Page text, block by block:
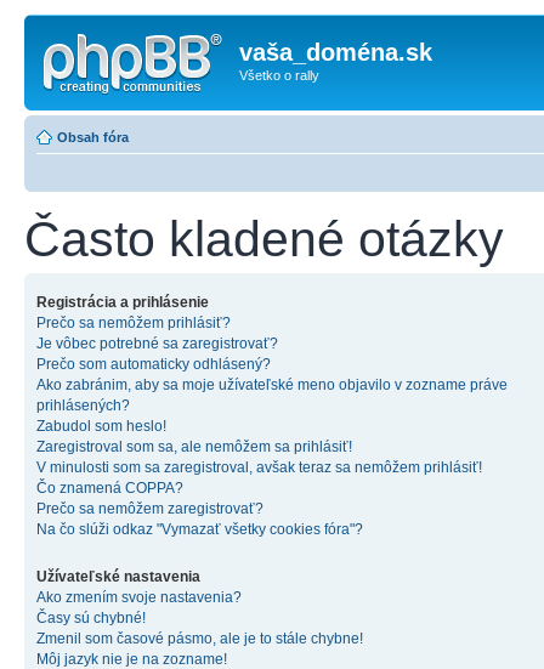
vaša_doména.sk
Všetko o rally
Obsah fóra
Často kladené otázky
Registrácia a prihlásenie
Prečo sa nemôžem prihlásiť?
Je vôbec potrebné sa zaregistrovať?
Prečo som automaticky odhlásený?
Ako zabránim, aby sa moje užívateľské meno objavilo v zozname práve
prihlásených?
Zabudol som heslo!
Zaregistroval som sa, ale nemôžem sa prihlásiť!
V minulosti som sa zaregistroval, avšak teraz sa nemôžem prihlásiť!
Čo znamená COPPA?
Prečo sa nemôžem zaregistrovať?
Na čo slúži odkaz "Vymazať všetky cookies fóra"?
Užívateľské nastavenia
Ako zmením svoje nastavenia?
Časy sú chybné!
Zmenil som časové pásmo, ale je to stále chybne!
Môj jazyk nie je na zozname!